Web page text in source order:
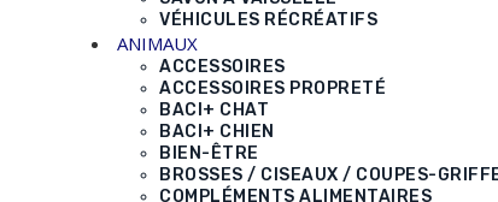
VÉHICULES RÉCRÉATIFS
ANIMAUX
ACCESSOIRES
ACCESSOIRES PROPRETÉ
BACI+ CHAT
BACI+ CHIEN
BIEN-ÊTRE
BROSSES / CISEAUX / COUPES-
COMPLÉMENTS ALIMENTAIRES